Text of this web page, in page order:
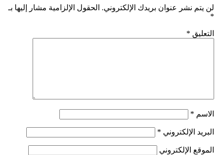
لن يتم نشر عنوان بريدك الإلكتروني. الحقول الإلزامية مشار إليها بـ
*
التعليق *
الاسم *
البريد الإلكتروني *
الموقع الإلكتروني